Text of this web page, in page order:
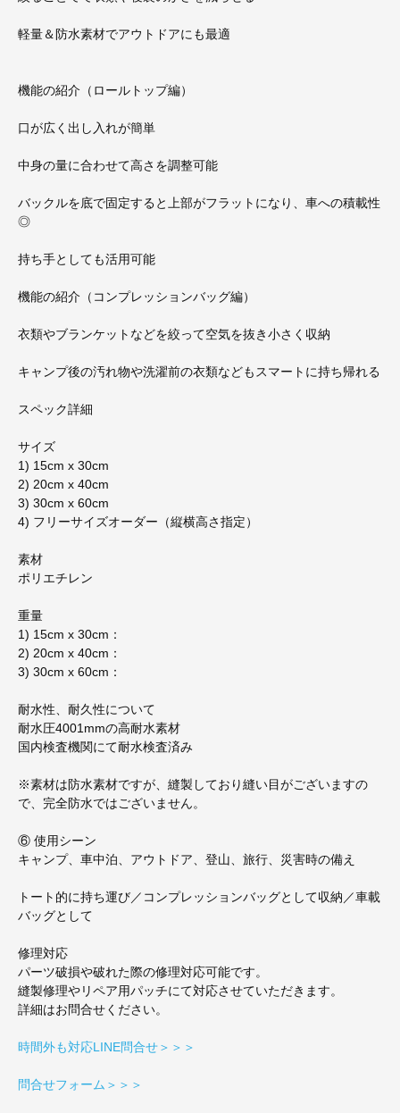
軽量＆防水素材でアウトドアにも最適
機能の紹介（ロールトップ編）
口が広く出し入れが簡単
中身の量に合わせて高さを調整可能
バックルを底で固定すると上部がフラットになり、車への積載性
◎
持ち手としても活用可能
機能の紹介（コンプレッションバッグ編）
衣類やブランケットなどを絞って空気を抜き小さく収納
キャンプ後の汚れ物や洗濯前の衣類などもスマートに持ち帰れる
スペック詳細
サイズ
1) 15cm x 30cm
2) 20cm x 40cm
3) 30cm x 60cm
4) フリーサイズオーダー（縦横高さ指定）
素材
ポリエチレン
重量
1) 15cm x 30cm：
2) 20cm x 40cm：
3) 30cm x 60cm：
耐水性、耐久性について
耐水圧4001mmの高耐水素材
国内検査機関にて耐水検査済み
※素材は防水素材ですが、縫製しており縫い目がございますの
で、完全防水ではございません。
⑥ 使用シーン
キャンプ、車中泊、アウトドア、登山、旅行、災害時の備え
トート的に持ち運び／コンプレッションバッグとして収納／車載
バッグとして
修理対応
パーツ破損や破れた際の修理対応可能です。
縫製修理やリペア用パッチにて対応させていただきます。
詳細はお問合せください。
時間外も対応LINE問合せ＞＞＞
問合せフォーム＞＞＞